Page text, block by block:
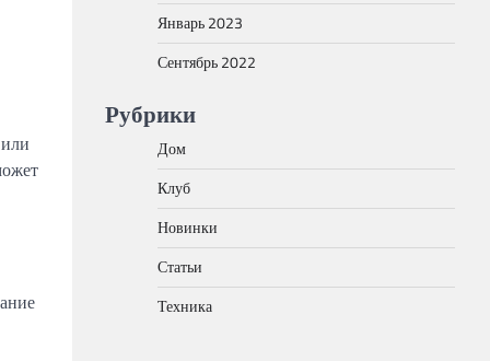
Январь 2023
Сентябрь 2022
Рубрики
Дом
Клуб
Новинки
Статьи
Техника